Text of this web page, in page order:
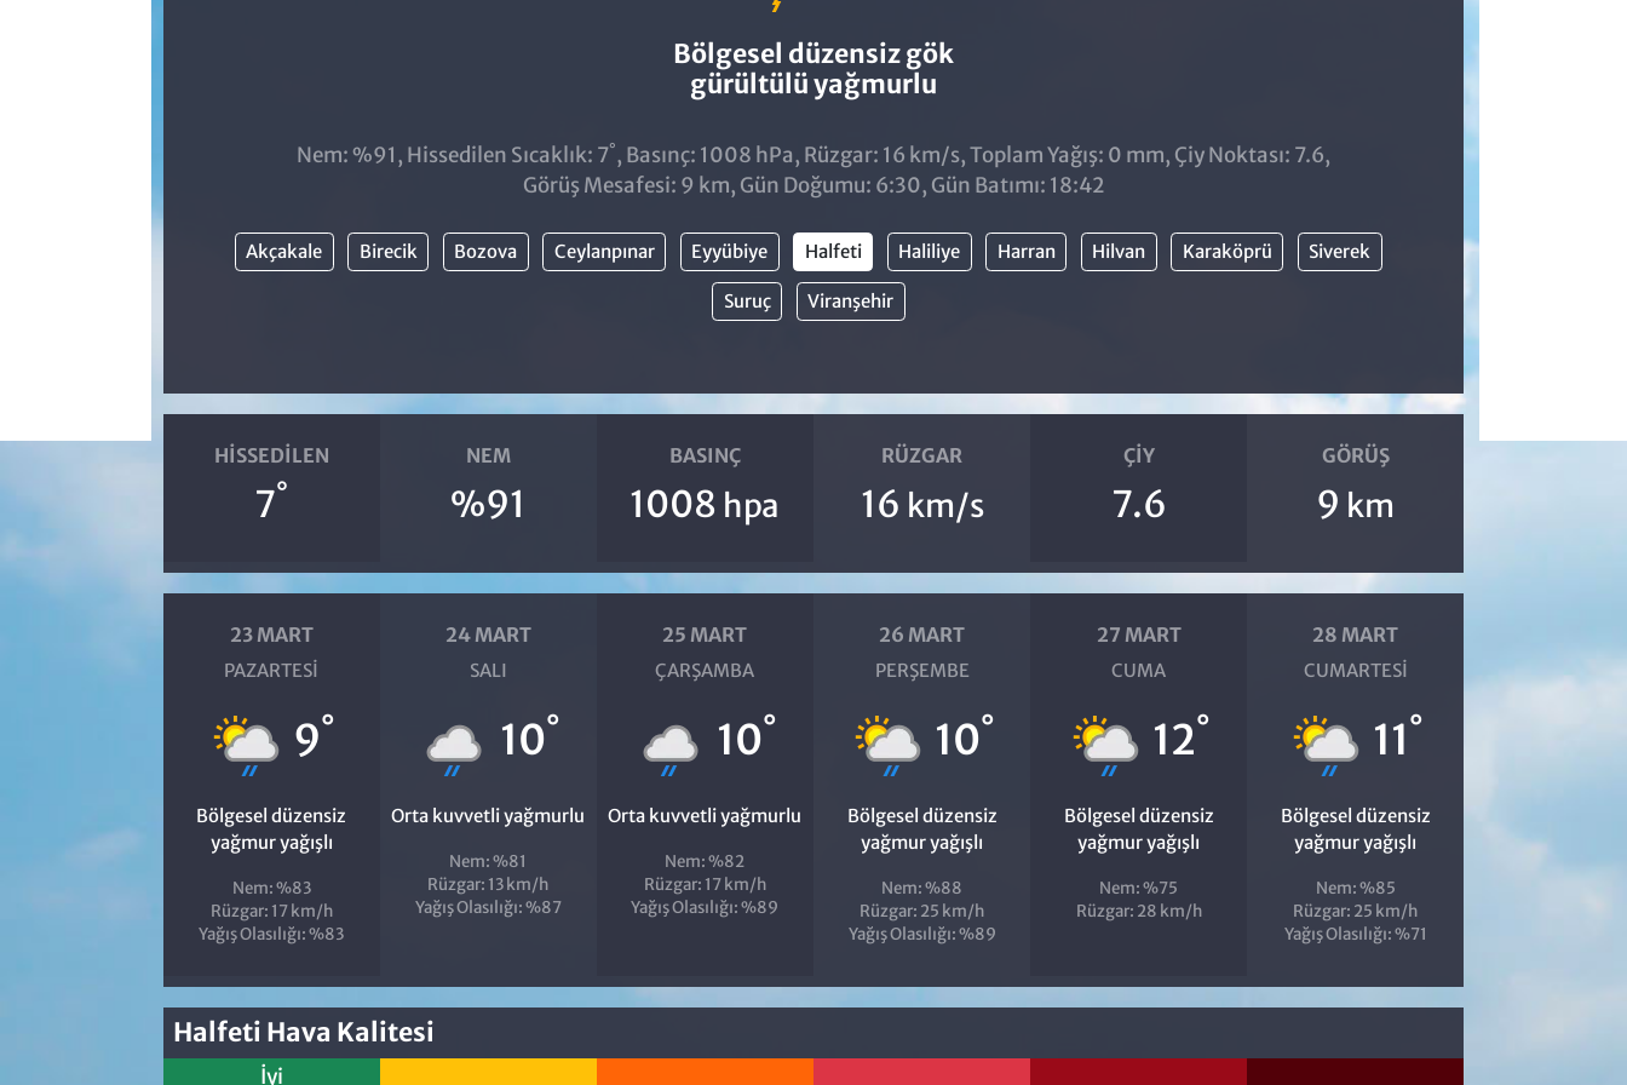
Bölgesel düzensiz gök
gürültülü yağmurlu
Nem: %91, Hissedilen Sıcaklık: 7°, Basınç: 1008 hPa, Rüzgar: 16 km/s, Toplam Yağış: 0 mm, Çiy Noktası: 7.6,
Görüş Mesafesi: 9 km, Gün Doğumu: 6:30, Gün Batımı: 18:42
Akçakale Birecik Bozova Ceylanpınar Eyyübiye Halfeti Haliliye Harran Hilvan Karaköprü Siverek
Suruç Viranşehir
HISSEDILEN
7°
NEM
%91
BASINÇ
1008 hpa
RÜZGAR
16 km/s
ÇIY
7.6
GÖRÜŞ
9 km
23 MART
PAZARTESI
9°
Bölgesel düzensiz
yağmur yağışlı
Nem: %83
Rüzgar: 17 km/h
Yağış Olasılığı: %83
24 MART
SALI
10°
Orta kuvvetli yağmurlu
Nem: %81
Rüzgar: 13 km/h
Yağış Olasılığı: %87
25 MART
ÇARŞAMBA
10°
Orta kuvvetli yağmurlu
Nem: %82
Rüzgar: 17 km/h
Yağış Olasılığı: %89
26 MART
PERŞEMBE
10°
Bölgesel düzensiz
yağmur yağışlı
Nem: %88
Rüzgar: 25 km/h
Yağış Olasılığı: %89
27 MART
CUMA
12°
Bölgesel düzensiz
yağmur yağışlı
Nem: %75
Rüzgar: 28 km/h
28 MART
CUMARTESI
11°
Bölgesel düzensiz
yağmur yağışlı
Nem: %85
Rüzgar: 25 km/h
Yağış Olasılığı: %71
Halfeti Hava Kalitesi
İyi